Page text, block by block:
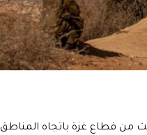
من قطاع غزة باتجاه المناطق